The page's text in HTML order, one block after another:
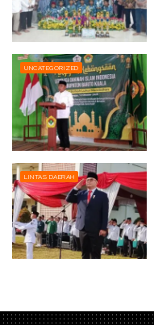
UNCATEGORIZED
LINTAS DAERAH